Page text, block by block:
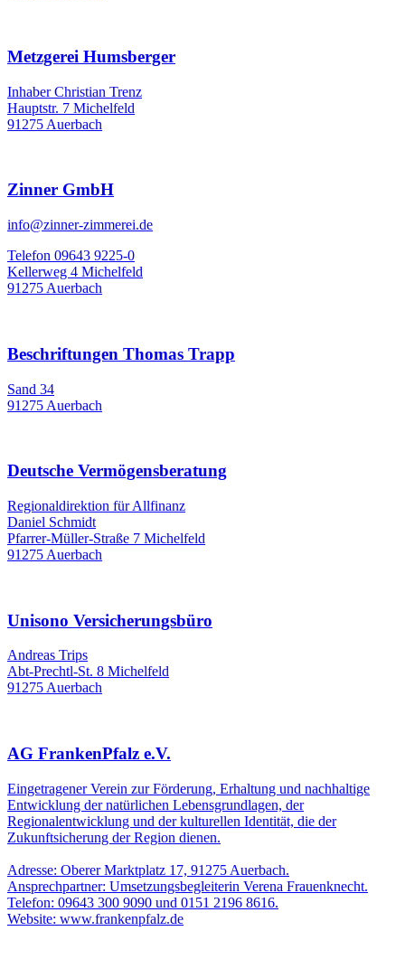
Metzgerei Humsberger
Inhaber Christian Trenz
Hauptstr. 7 Michelfeld
91275 Auerbach
Zinner GmbH
info@zinner-zimmerei.de
Telefon 09643 9225-0
Kellerweg 4 Michelfeld
91275 Auerbach
Beschriftungen Thomas Trapp
Sand 34
91275 Auerbach
Deutsche Vermögensberatung
Regionaldirektion für Allfinanz
Daniel Schmidt
Pfarrer-Müller-Straße 7 Michelfeld
91275 Auerbach
Unisono Versicherungsbüro
Andreas Trips
Abt-Prechtl-St. 8 Michelfeld
91275 Auerbach
AG FrankenPfalz e.V.
Eingetragener Verein zur Förderung, Erhaltung und nachhaltige
Entwicklung der natürlichen Lebensgrundlagen, der
Regionalentwicklung und der kulturellen Identität, die der
Zukunftsicherung der Region dienen.
Adresse: Oberer Marktplatz 17, 91275 Auerbach.
Ansprechpartner: Umsetzungsbegleiterin Verena Frauenknecht.
Telefon: 09643 300 9090 und 0151 2196 8616.
Website: www.frankenpfalz.de